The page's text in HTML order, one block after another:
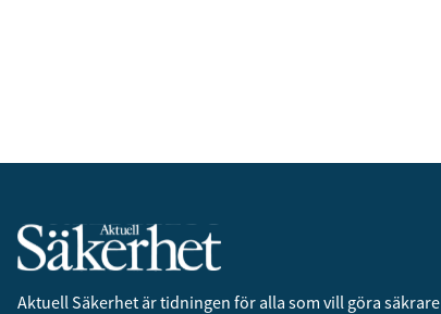
Aktuell Säkerhet är tidningen för alla som vill göra säkrare